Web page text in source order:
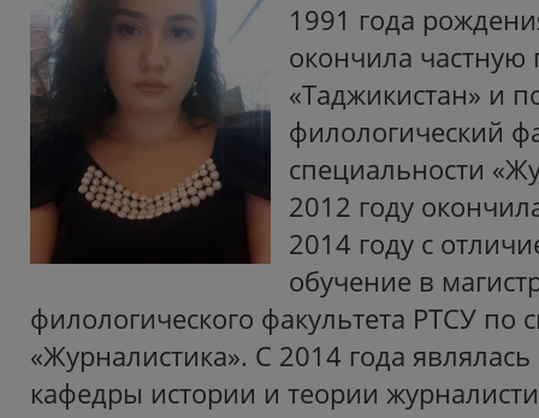
1991 года
окончила
«Таджикистан» и
филологический
специальности
2012 году
2014 году с
обучение в
филологического факультета РТСУ по
«Журналистика». С 2014 года являлась
кафедры истории и теории